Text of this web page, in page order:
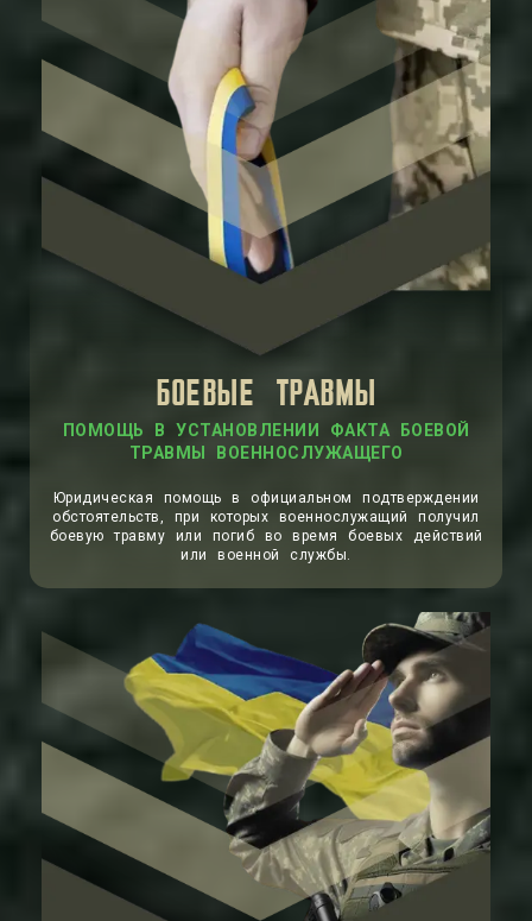
БОЕВЫЕ ТРАВМЫ
ПОМОЩЬ В УСТАНОВЛЕНИИ ФАКТА БОЕВОЙ
ТРАВМЫ ВОЕННОСЛУЖАЩЕГО
Юридическая помощь в официальном подтверждении
обстоятельств, при которых военнослужащий получил
боевую травму или погиб во время боевых действий
или военной службы.